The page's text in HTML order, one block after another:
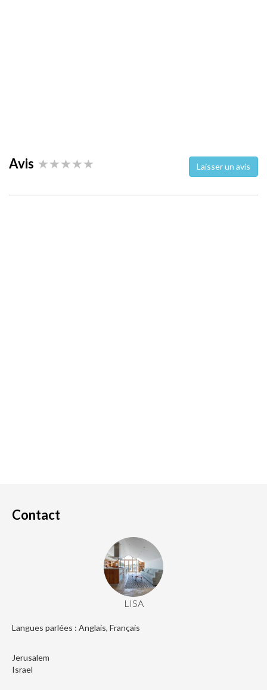
Avis Laisser un avis
Contact
LISA
Langues parlées : Anglais, Français
Jerusalem
Israel